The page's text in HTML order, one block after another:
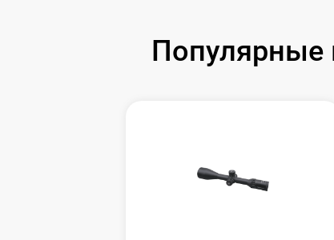
Популярные